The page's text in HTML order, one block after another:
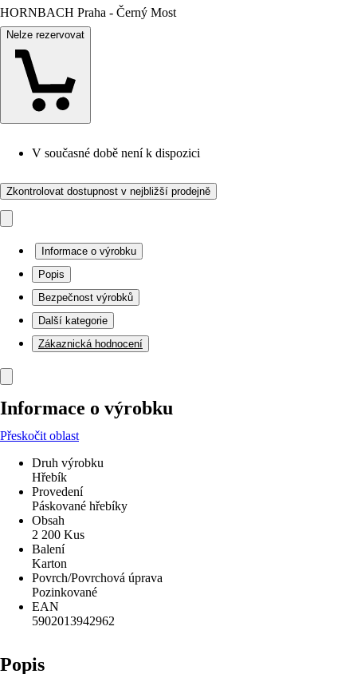
HORNBACH Praha - Černý Most
Nelze rezervovat
V současné době není k dispozici
Zkontrolovat dostupnost v nejbližší prodejně
Informace o výrobku
Popis
Bezpečnost výrobků
Další kategorie
Zákaznická hodnocení
Informace o výrobku
Přeskočit oblast
Druh výrobku
Hřebík
Provedení
Páskované hřebíky
Obsah
2 200 Kus
Balení
Karton
Povrch/Povrchová úprava
Pozinkované
EAN
5902013942962
Popis